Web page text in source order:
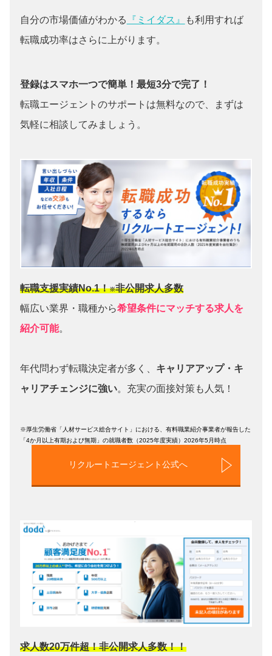
自分の市場価値がわかる 『ミイダス』
も利用すれば
転職成功率はさらに上がります。
登録はスマホ一つで簡単！最短3分で完了！
転職エージェントのサポートは無料なので、まずは
気軽に相談してみましょう。
転職支援実績No.1！※非公開求人多数
幅広い業界・職種から希望条件にマッチする求人を
紹介可能。
年代問わず転職決定者が多く、 キャリアアップ・キ
ャリアチェンジに強い。充実の面接対策も人気！
※厚生労働省「人材サービス総合サイト」における、有料職業紹介事業者が報告した
「4か月以上有期および無期」の就職者数（2025年度実績）2026年5月時点
リクルートエージェント公式へ
求人数20万件超！非公開求人多数！！